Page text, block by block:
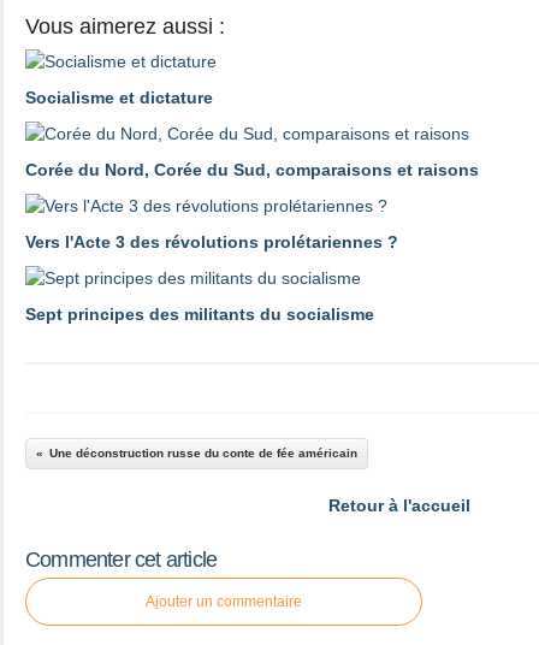
Vous aimerez aussi :
Socialisme et dictature
Corée du Nord, Corée du Sud, comparaisons et raisons
Vers l'Acte 3 des révolutions prolétariennes ?
Sept principes des militants du socialisme
Une déconstruction russe du conte de fée américain
Retour à l'accueil
Commenter cet article
Ajouter un commentaire